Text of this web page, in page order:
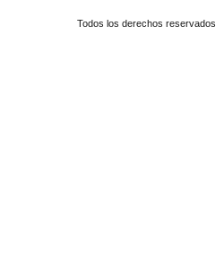
Todos los derechos reservados